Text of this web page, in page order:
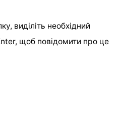
виділіть необхідний
щоб повідомити про це